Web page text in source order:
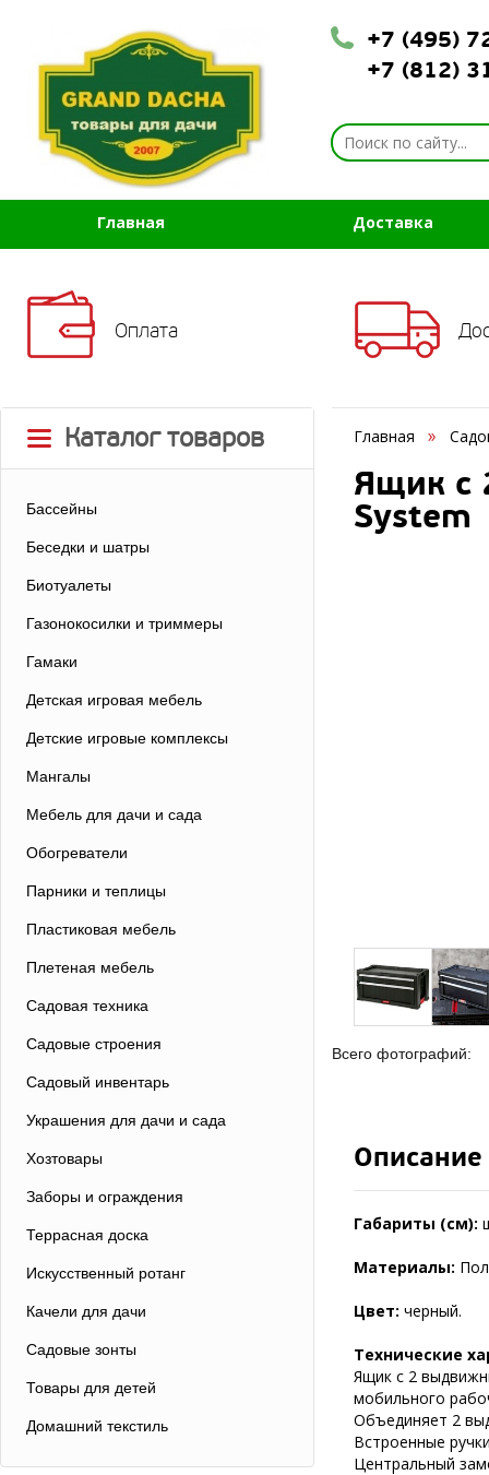
+7 (495)
+7 (812)
Главная Доставка
Оплата
Каталог товаров
Бассейны
Беседки и шатры
Биотуалеты
Газонокосилки и триммеры
Гамаки
Детская игровая мебель
Детские игровые комплексы
Мангалы
Мебель для дачи и сада
Обогреватели
Парники и теплицы
Пластиковая мебель
Плетеная мебель
Садовая техника
Садовые строения
Садовый инвентарь
Украшения для дачи и сада
Хозтовары
Заборы и ограждения
Террасная доска
Искусственный ротанг
Качели для дачи
Садовые зонты
Товары для детей
Домашний текстиль
Главная
Ящик с
System
Всего фотографий:
Описание
Габариты (см):
Материалы:
Цвет: черный.
Технические
Ящик с 2
мобильного
Объединяет 2
Встроенные
Центральный